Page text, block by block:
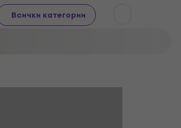
Всички категории